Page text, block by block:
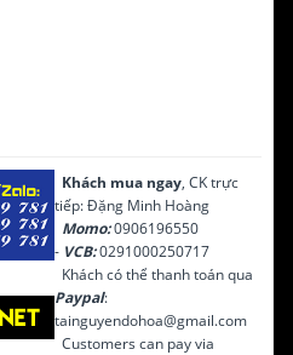
Khách mua ngay, CK trực
tiếp: Đặng Minh Hoàng
Momo:0906196550
- VCB:0291000250717
Khách có thể thanh toán qua
Paypal:
tainguyendohoa@gmail.com
Customers can pay via